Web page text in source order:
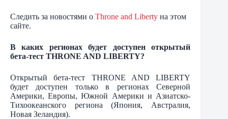
Следить за новостями о Throne and Liberty на этом
сайте.
В каких регионах будет доступен открытый
бета-тест THRONE AND LIBERTY?
Открытый бета-тест THRONE AND LIBERTY
будет доступен только в регионах Северной
Америки, Европы, Южной Америки и Азиатско-
Тихоокеанского региона (Япония, Австралия,
Новая Зеландия).